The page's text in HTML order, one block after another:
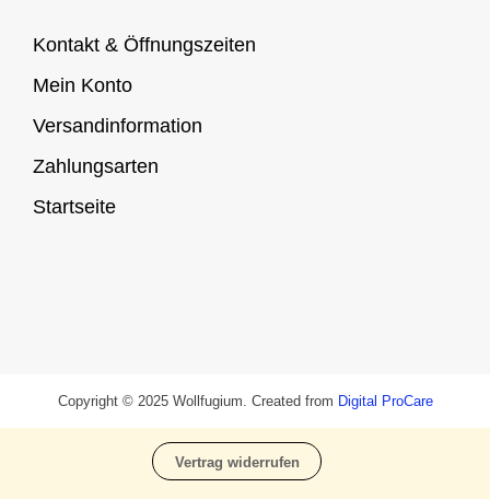
Kontakt & Öffnungszeiten
Mein Konto
Versandinformation
Zahlungsarten
Startseite
Copyright © 2025 Wollfugium. Created from Digital ProCare
Vertrag widerrufen